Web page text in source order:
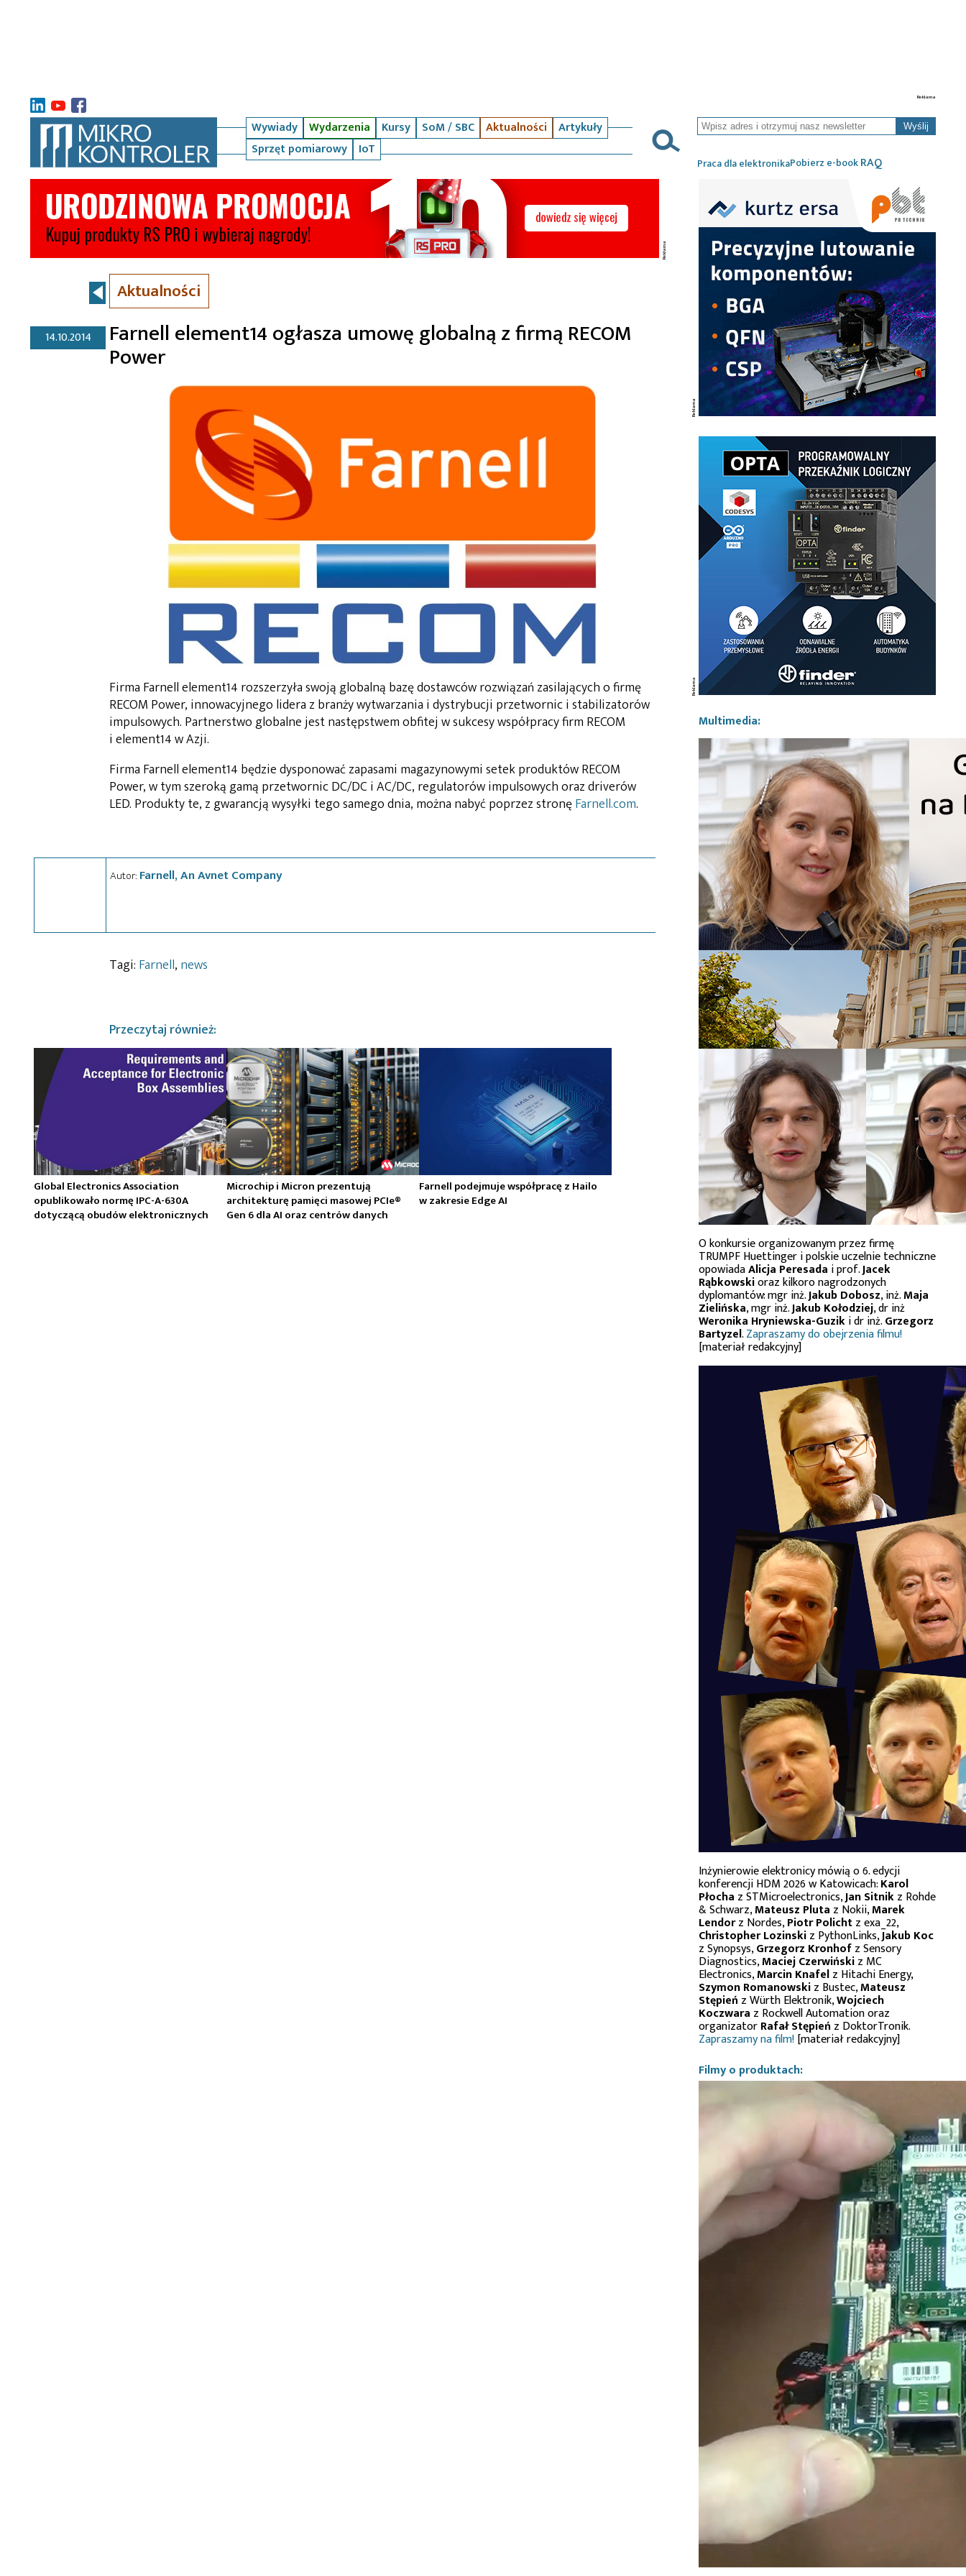
Wywiady Wydarzenia Kursy SoM / SBC Aktualności
Artykuły
Sprzęt pomiarowy
IoT
Wyślij
Praca dla elektronikaPobierz e-bookRAQ
Aktualności
14.10.2014 Farnell element14 ogłasza umowę globalną z firmą RECOM
Power
Firma Farnell element14 rozszerzyła swoją globalną bazę dostawców rozwiązań zasilających o firmę
RECOM Power, innowacyjnego lidera z branży wytwarzania i dystrybucji przetwornic i stabilizatorów
impulsowych. Partnerstwo globalne jest następstwem obfitej w sukcesy współpracy firm RECOM
i element14 w Azji.
Firma Farnell element14 będzie dysponować zapasami magazynowymi setek produktów RECOM
Power, w tym szeroką gamą przetwornic DC/DC i AC/DC, regulatorów impulsowych oraz driverów
LED. Produkty te, z gwarancją wysyłki tego samego dnia, można nabyć poprzez stronęFarnell.com.
Autor: Farnell, An Avnet Company
Tagi: Farnell, news
Przeczytaj również:
Global Electronics Association
opublikowało normę IPC-A-630A
dotyczącą obudów elektronicznych
Microchip i Micron prezentują
architekturę pamięci masowej PCIe®
Gen 6 dla AI oraz centrów danych
Farnell podejmuje współpracę z Hailo
w zakresie Edge AI
Multimedia:
O konkursie organizowanym przez firmę
TRUMPF Huettinger i polskie uczelnie techniczne
opowiadaAlicja Peresada i prof.Jacek
Rąbkowskioraz kilkoro nagrodzonych
dyplomantów: mgr inż.Jakub Dobosz, inż.Maja
Zielińska, mgr inż.Jakub Kołodziej, dr inż
Weronika Hryniewska-Guziki dr inż.Grzegorz
Bartyzel.Zapraszamy do obejrzenia filmu!
[materiał redakcyjny]
Inżynierowie elektronicy mówią o 6. edycji
konferencji HDM 2026 w Katowicach:Karol
Płocha z STMicroelectronics,Jan Sitnikz Rohde
& Schwarz,Mateusz Pluta z Nokii,Marek
Lendorz Nordes,Piotr Polichtz exa_22,
Christopher Lozinskiz PythonLinks,Jakub Koc
z Synopsys,Grzegorz Kronhofz Sensory
Diagnostics,Maciej Czerwińskiz MC
Electronics,Marcin Knafelz Hitachi Energy,
Szymon Romanowskiz Bustec,Mateusz
Stępień z Würth Elektronik,Wojciech
Koczwara z Rockwell Automation oraz
organizatorRafał Stępień z DoktorTronik.
Zapraszamy na film![materiał redakcyjny]
Filmy o produktach: